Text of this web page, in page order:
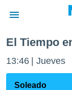
de
por
El Tiempo
13:46 Jueves
Soleado